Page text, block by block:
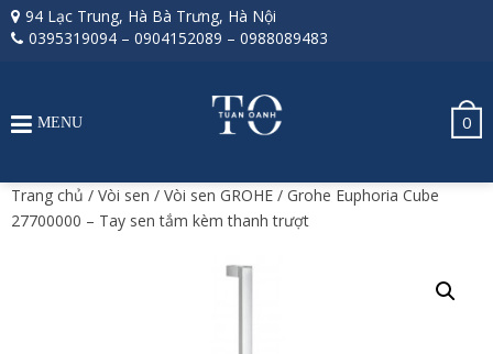
94 Lạc Trung, Hà Bà Trưng, Hà Nội
0395319094 – 0904152089 – 0988089483
0
MENU
Trang chủ / Vòi sen / Vòi sen GROHE / Grohe Euphoria Cube
27700000 – Tay sen tắm kèm thanh trượt